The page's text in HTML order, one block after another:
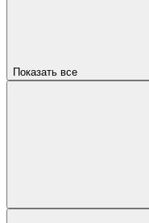
Показать все